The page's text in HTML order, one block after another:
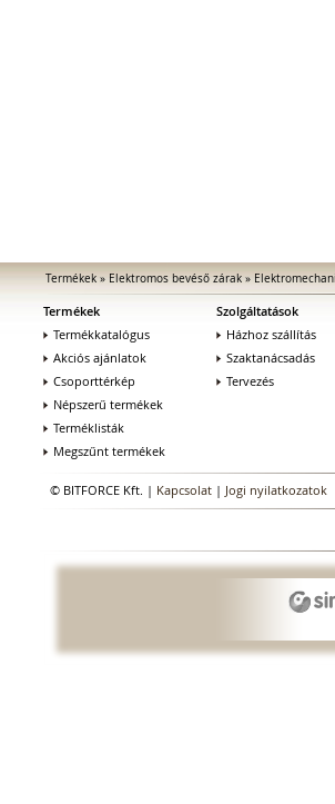
Termékek» Elektromos bevéső zárak»
Termékek
Termékkatalógus
Akciós ajánlatok
Csoporttérkép
Népszerű termékek
Terméklisták
Megszűnt termékek
Szolgáltatások
Házhoz szállítás
Szaktanácsadás
Tervezés
© BITFORCE Kft. | Kapcsolat | Jogi nyilatkozatok